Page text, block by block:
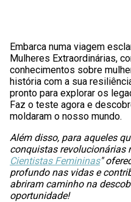
Embarca numa viagem
Mulheres Extraordinárias,
conhecimentos sobre
história com a sua
pronto para explorar os
Faz o teste agora e
moldaram o nosso mundo.
Além disso, para aqueles
conquistas revolucionárias
Cientistas Femininas"
profundo nas vidas e
abriram caminho na
oportunidade!